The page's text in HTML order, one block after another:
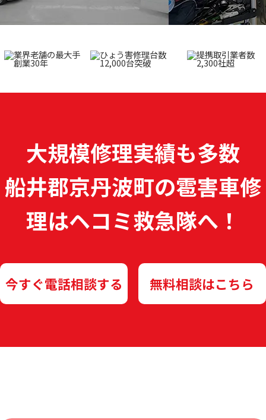
大規模修理実績も多数
船井郡京丹波町の雹害車修
理はヘコミ救急隊へ！
今すぐ電話相談する 無料相談はこちら